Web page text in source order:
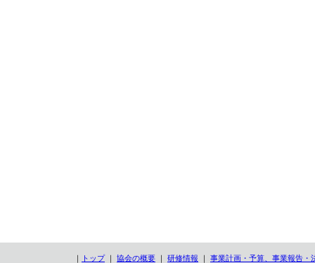
｜ トップ｜ 協会の概要 ｜ 研修情報 ｜ 事業計画・予算、事業報告・